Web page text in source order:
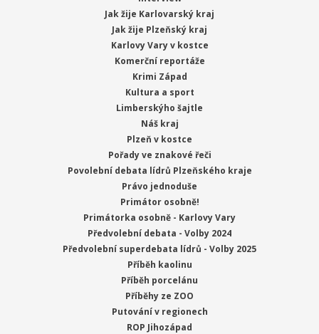
Jak žije Karlovarský kraj
Jak žije Plzeňský kraj
Karlovy Vary v kostce
Komerční reportáže
Krimi Západ
Kultura a sport
Limberskýho šajtle
Náš kraj
Plzeň v kostce
Pořady ve znakové řeči
Povolební debata lídrů Plzeňského kraje
Právo jednoduše
Primátor osobně!
Primátorka osobně - Karlovy Vary
Předvolební debata - Volby 2024
Předvolební superdebata lídrů - Volby 2025
Příběh kaolinu
Příběh porcelánu
Příběhy ze ZOO
Putování v regionech
ROP Jihozápad